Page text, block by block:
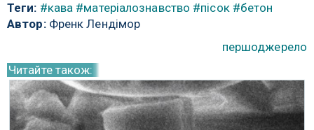
Теги: #кава #матеріалознавство #пісок #бетон
Автор:Френк Лендімор
першоджерело
Читайте також: